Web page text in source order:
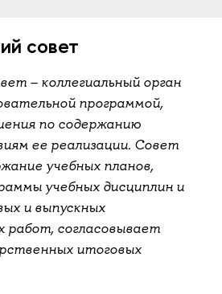
совет
– коллегиальный орган
программой,
по содержанию
ее реализации. Совет
учебных планов,
учебных дисциплин и
и выпускных
работ, согласовывает
итоговых